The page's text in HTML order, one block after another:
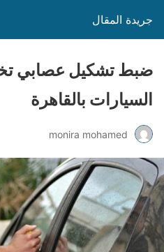
جريدة المقال
ضبط تشكيل عصابي
السيارات بالقاهرة
monira mohamed